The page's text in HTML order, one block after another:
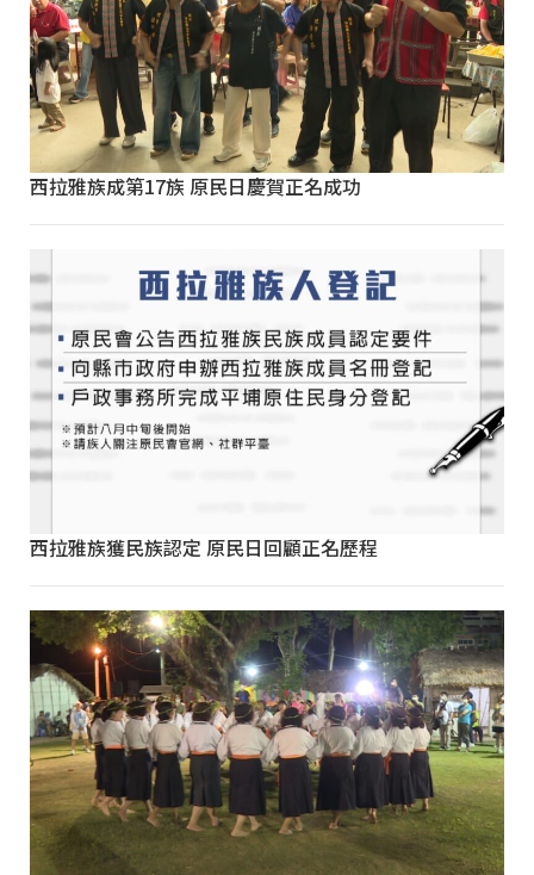
西拉雅族成第17族 原民日慶賀正名成功
西拉雅族獲民族認定 原民日回顧正名歷程